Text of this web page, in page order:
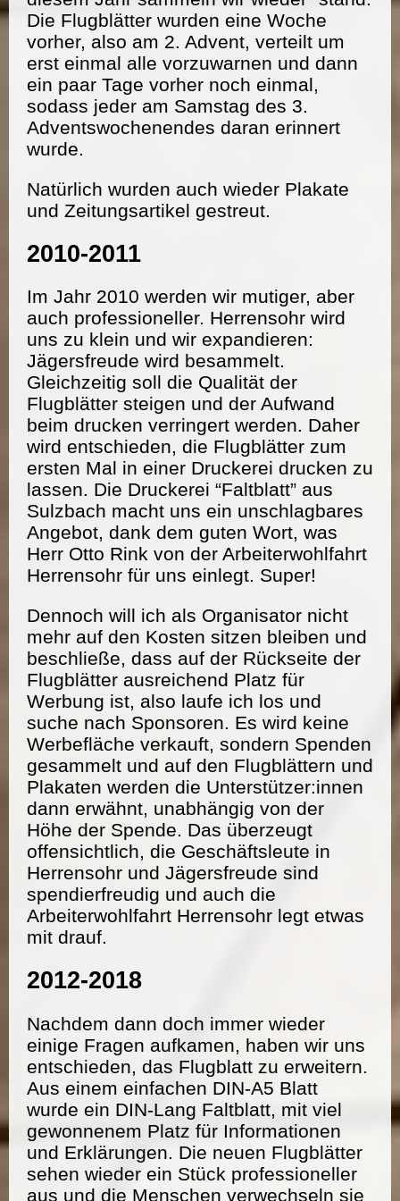
Die Flugblätter wurden eine Woche
vorher, also am 2. Advent, verteilt um
erst einmal alle vorzuwarnen und dann
ein paar Tage vorher noch einmal,
sodass jeder am Samstag des 3.
Adventswochenendes daran erinnert
wurde.
Natürlich wurden auch wieder Plakate
und Zeitungsartikel gestreut.
2010-2011
Im Jahr 2010 werden wir mutiger, aber
auch professioneller. Herrensohr wird
uns zu klein und wir expandieren:
Jägersfreude wird besammelt.
Gleichzeitig soll die Qualität der
Flugblätter steigen und der Aufwand
beim drucken verringert werden. Daher
wird entschieden, die Flugblätter zum
ersten Mal in einer Druckerei drucken zu
lassen. Die Druckerei “Faltblatt” aus
Sulzbach macht uns ein unschlagbares
Angebot, dank dem guten Wort, was
Herr Otto Rink von der Arbeiterwohlfahrt
Herrensohr für uns einlegt. Super!
Dennoch will ich als Organisator nicht
mehr auf den Kosten sitzen bleiben und
beschließe, dass auf der Rückseite der
Flugblätter ausreichend Platz für
Werbung ist, also laufe ich los und
suche nach Sponsoren. Es wird keine
Werbefläche verkauft, sondern Spenden
gesammelt und auf den Flugblättern und
Plakaten werden die Unterstützer:innen
dann erwähnt, unabhängig von der
Höhe der Spende. Das überzeugt
offensichtlich, die Geschäftsleute in
Herrensohr und Jägersfreude sind
spendierfreudig und auch die
Arbeiterwohlfahrt Herrensohr legt etwas
mit drauf.
2012-2018
Nachdem dann doch immer wieder
einige Fragen aufkamen, haben wir uns
entschieden, das Flugblatt zu erweitern.
Aus einem einfachen DIN-A5 Blatt
wurde ein DIN-Lang Faltblatt, mit viel
gewonnenem Platz für Informationen
und Erklärungen. Die neuen Flugblätter
sehen wieder ein Stück professioneller
aus und die Menschen verwechseln sie